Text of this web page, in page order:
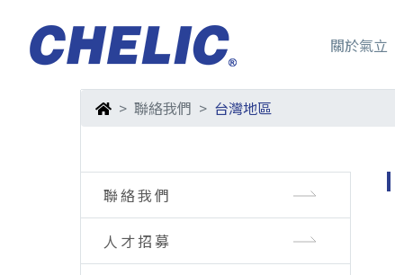
關於氣立
聯絡我們 台灣地區
聯絡我們
人才招募